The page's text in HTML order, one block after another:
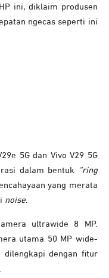
ini, diklaim produsen
ngecas seperti ini
5G dan Vivo V29 5G
dalam bentuk
“ring
yang merata
noise
ultrawide 8 MP.
utama 50 MP wide-
dilengkapi dengan fitur